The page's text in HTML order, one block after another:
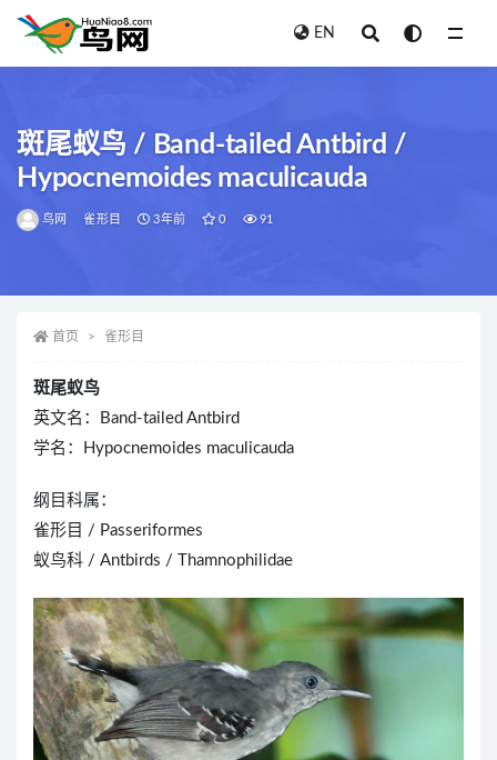
EN
斑尾蚁鸟 / Band-tailed Antbird /
Hypocnemoides maculicauda
鸟网 雀形目 3年前 0 91
首页 雀形目
斑尾蚁鸟
英文名：Band-tailed Antbird
学名：Hypocnemoides maculicauda
纲目科属：
雀形目 / Passeriformes
蚁鸟科 / Antbirds / Thamnophilidae